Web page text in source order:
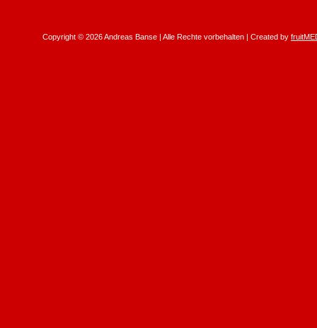
Copyright © 2026 Andreas Banse | Alle Rechte vorbehalten | Created by